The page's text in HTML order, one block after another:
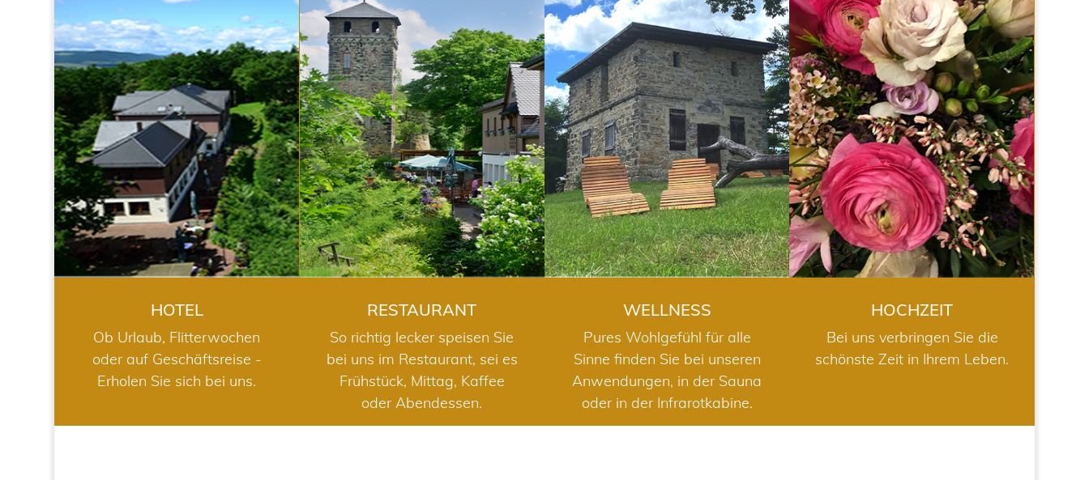
HOTEL
HOTEL
Ob Urlaub, Flitterwochen
oder auf Geschäftsreise -
Erholen Sie sich bei uns.
RESTAURANT
RESTAURANT
So richtig lecker speisen Sie
bei uns im Restaurant, sei es
Frühstück, Mittag, Kaffee
oder Abendessen.
WELLNESS
WELLNESS
Pures Wohlgefühl für alle
Sinne finden Sie bei unseren
Anwendungen, in der Sauna
oder in der Infrarotkabine.
HOCHZEIT
HOCHZEIT
Bei uns verbringen Sie die
schönste Zeit in Ihrem Leben.